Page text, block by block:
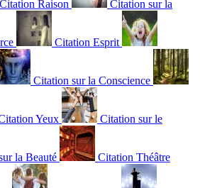
Citation Raison Citation sur la
Citation Esprit
Citation sur la Conscience
Yeux Citation sur le
la Beauté Citation Théâtre